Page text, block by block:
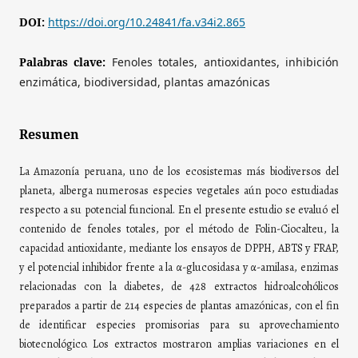
DOI: https://doi.org/10.24841/fa.v34i2.865
Palabras clave: Fenoles totales, antioxidantes, inhibición
enzimática, biodiversidad, plantas amazónicas
Resumen
La Amazonía peruana, uno de los ecosistemas más biodiversos del
planeta, alberga numerosas especies vegetales aún poco estudiadas
respecto a su potencial funcional. En el presente estudio se evaluó el
contenido de fenoles totales, por el método de Folin-Ciocalteu, la
capacidad antioxidante, mediante los ensayos de DPPH, ABTS y FRAP,
y el potencial inhibidor frente a la α-glucosidasa y α-amilasa, enzimas
relacionadas con la diabetes, de 428 extractos hidroalcohólicos
preparados a partir de 214 especies de plantas amazónicas, con el fin
de identificar especies promisorias para su aprovechamiento
biotecnológico. Los extractos mostraron amplias variaciones en el